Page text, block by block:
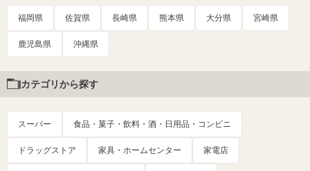
福岡県 佐賀県 長崎県 熊本県 大分県 宮崎県
鹿児島県 沖縄県
カテゴリから探す
スーパー 食品・菓子・飲料・酒・日用品・コンビニ
ドラッグストア 家具・ホームセンター 家電店